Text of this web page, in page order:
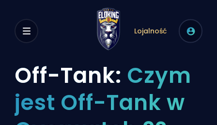
Lojalność
Off-Tank: Czym
jest Off-Tank w